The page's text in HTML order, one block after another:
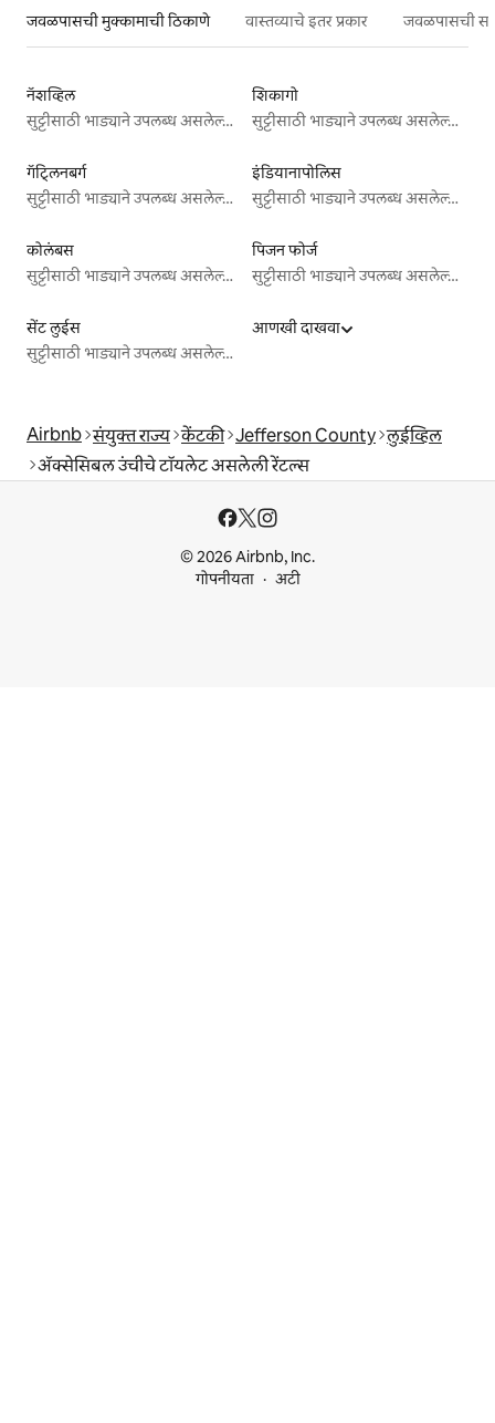
जवळपासची मुक्कामाची ठिकाणे वास्तव्याचे इतर प्रकार जवळपासची
नॅशव्हिल
सुट्टीसाठी भाड्याने उपलब्ध असलेल्या जागा
शिकागो
सुट्टीसाठी भाड्याने उपलब्ध असलेल्या जागा
गॅट्लिनबर्ग
सुट्टीसाठी भाड्याने उपलब्ध असलेल्या जागा
इंडियानापोलिस
सुट्टीसाठी भाड्याने उपलब्ध असलेल्या जागा
कोलंबस
सुट्टीसाठी भाड्याने उपलब्ध असलेल्या जागा
पिजन फोर्ज
सुट्टीसाठी भाड्याने उपलब्ध असलेल्या जागा
सेंट लुईस
सुट्टीसाठी भाड्याने उपलब्ध असलेल्या जागा
आणखी दाखवा
Airbnb संयुक्त राज्य केंटकी Jefferson County लुईव्हिल
ॲक्सेसिबल उंचीचे टॉयलेट असलेली रेंटल्स
© 2026 Airbnb, Inc.
गोपनीयता
अटी